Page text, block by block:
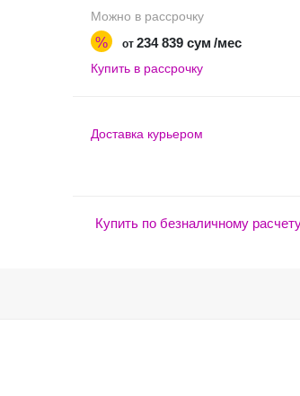
Можно в рассрочку
% от 234 839 сум /мес
Купить в рассрочку
Доставка курьером
Купить по безналичному